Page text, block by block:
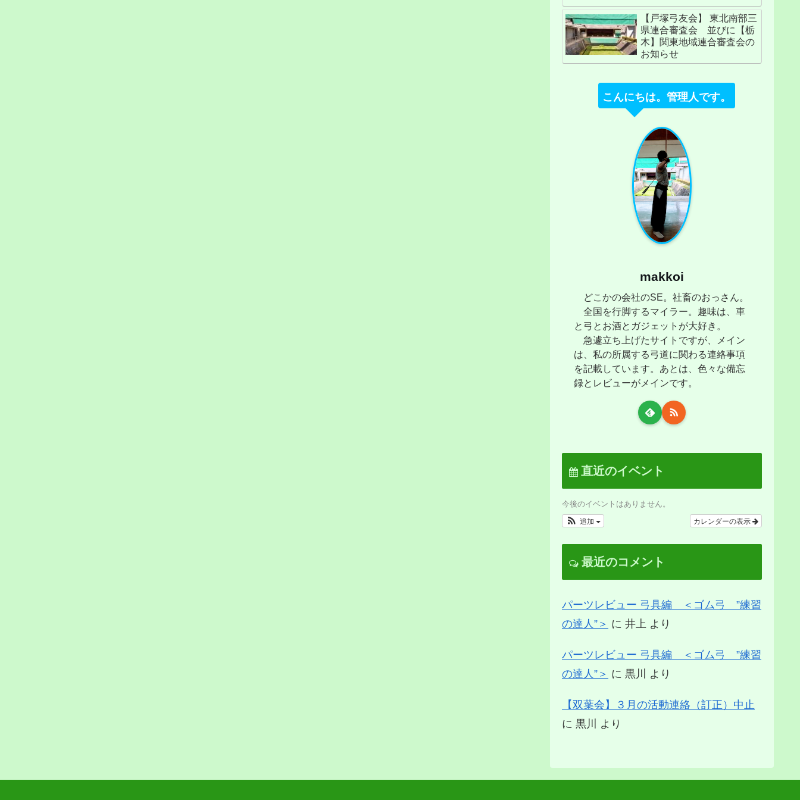
【戸塚弓友会】 東北南部三
県連合審査会 並びに【栃
木】関東地域連合審査会の
お知らせ
こんにちは。管理人です。
makkoi
どこかの会社のSE。社畜のおっさん。
全国を行脚するマイラー。趣味は、車
と弓とお酒とガジェットが大好き。
急遽立ち上げたサイトですが、メイン
は、私の所属する弓道に関わる連絡事項
を記載しています。あとは、色々な備忘
録とレビューがメインです。
直近のイベント
今後のイベントはありません。
カレンダーの表示
追加
最近のコメント
パーツレビュー 弓具編 ＜ゴム弓 ”練習
の達人”＞ に 井上 より
パーツレビュー 弓具編 ＜ゴム弓 ”練習
の達人”＞ に 黒川 より
【双葉会】３月の活動連絡（訂正）中止
に 黒川 より